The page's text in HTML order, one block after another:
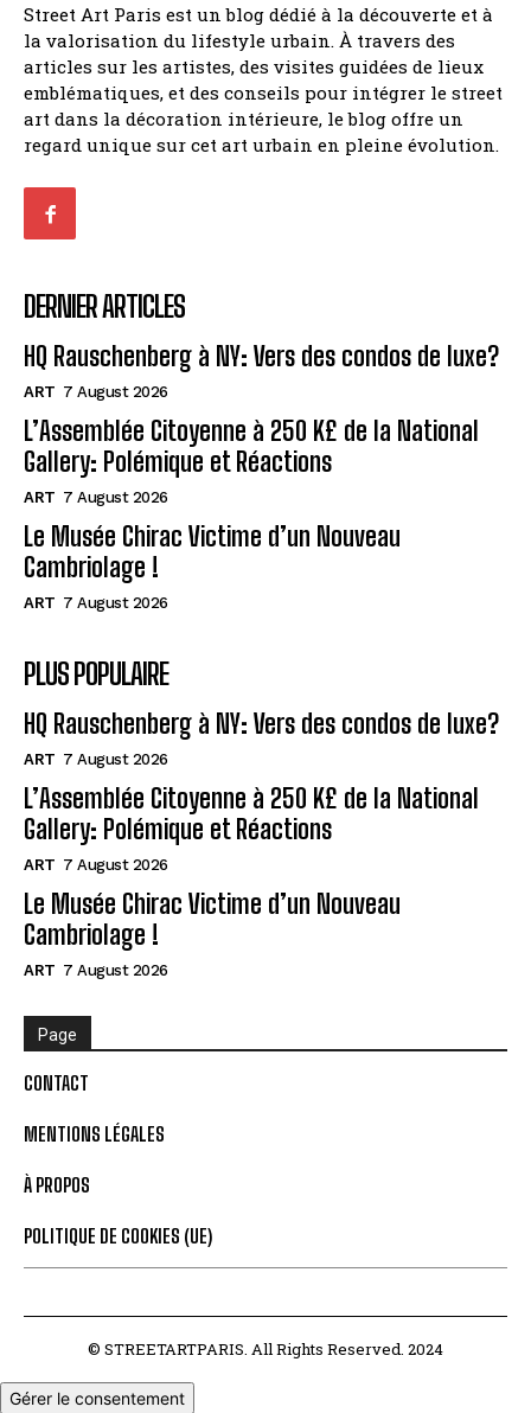
Street Art Paris est un blog dédié à la découverte et à
la valorisation du lifestyle urbain. À travers des
articles sur les artistes, des visites guidées de lieux
emblématiques, et des conseils pour intégrer le street
art dans la décoration intérieure, le blog offre un
regard unique sur cet art urbain en pleine évolution.
DERNIER ARTICLES
HQ Rauschenberg à NY: Vers des condos de luxe?
ART 7 August 2026
L’Assemblée Citoyenne à 250 K£ de la National
Gallery: Polémique et Réactions
ART 7 August 2026
Le Musée Chirac Victime d’un Nouveau
Cambriolage !
ART 7 August 2026
PLUS POPULAIRE
HQ Rauschenberg à NY: Vers des condos de luxe?
ART 7 August 2026
L’Assemblée Citoyenne à 250 K£ de la National
Gallery: Polémique et Réactions
ART 7 August 2026
Le Musée Chirac Victime d’un Nouveau
Cambriolage !
ART 7 August 2026
Page
CONTACT
MENTIONS LÉGALES
À PROPOS
POLITIQUE DE COOKIES (UE)
© STREETARTPARIS. All Rights Reserved. 2024
Gérer le consentement